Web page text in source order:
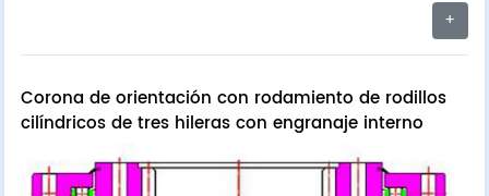
+
Corona de orientación con rodamiento de rodillos
cilíndricos de tres hileras con engranaje interno